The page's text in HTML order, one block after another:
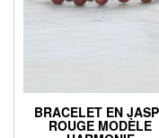
BRACELET EN
ROUGE MODÈLE